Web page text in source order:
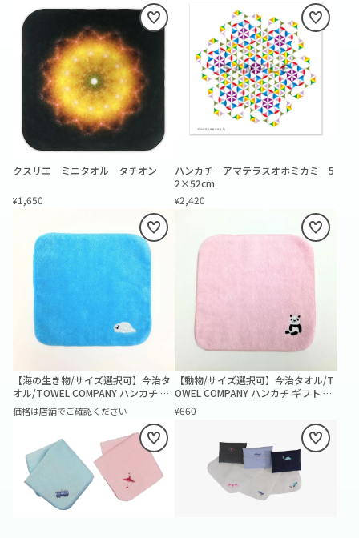
クスリエ ミニタオル タチオン
¥1,650
ハンカチ アマテラスオホミカミ 5
2×52cm
¥2,420
【海の生き物/サイズ選択可】今治タ
オル/TOWEL COMPANY ハンカチ ギ
フト 刺繍 アクアリウムライフ
【動物/サイズ選択可】今治タオル/T
OWEL COMPANY ハンカチ ギフト 刺
繍 動物パレード アニマルパレード
¥660